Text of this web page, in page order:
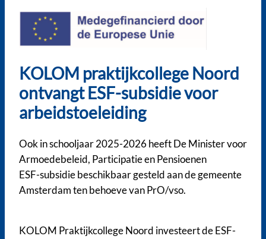
KOLOM praktijkcollege Noord
ontvangt ESF-subsidie voor
arbeidstoeleiding
Ook in schooljaar 2025-2026 heeft De Minister voor
Armoedebeleid, Participatie en Pensioenen
ESF-subsidie beschikbaar gesteld aan de gemeente
Amsterdam ten behoeve van PrO/vso.
KOLOM Praktijkcollege Noord investeert de ESF-